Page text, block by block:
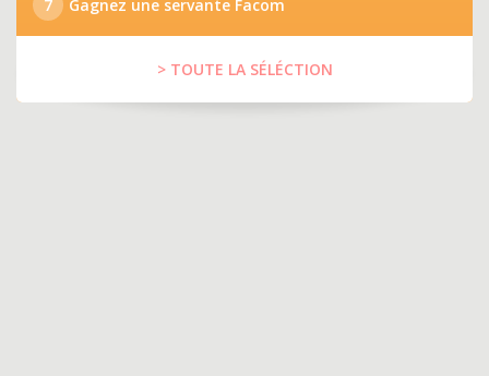
7
Gagnez une servante Facom
> TOUTE LA SÉLÉCTION